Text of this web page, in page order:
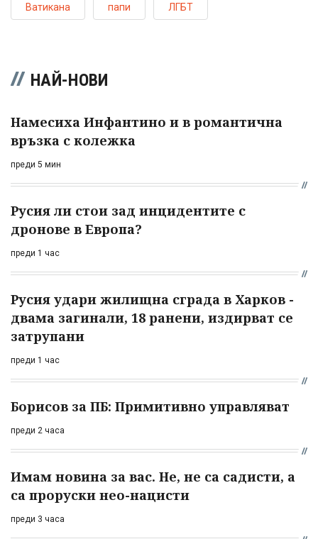
Ватикана папи ЛГБТ
НАЙ-НОВИ
Намесиха Инфантино и в романтична
връзка с колежка
преди 5 мин
Русия ли стои зад инцидентите с
дронове в Европа?
преди 1 час
Русия удари жилищна сграда в Харков -
двама загинали, 18 ранени, издирват се
затрупани
преди 1 час
Борисов за ПБ: Примитивно управляват
преди 2 часа
Имам новина за вас. Не, не са садисти, а
са проруски нео-нацисти
преди 3 часа